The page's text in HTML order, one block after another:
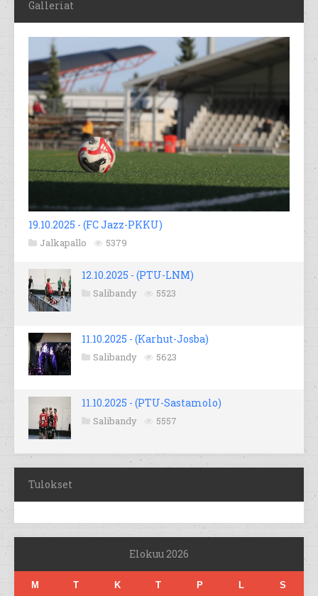
Galleriat
19.10.2025 - (FC Jazz-PKKU)
Jalkapallo 5379
12.10.2025 - (PTU-LNM)
Salibandy 5523
11.10.2025 - (Karhut-Josba)
Salibandy 5623
11.10.2025 - (PTU-Sastamolo)
Salibandy 5557
Tulokset
Elokuu 2026
M T K T P L S